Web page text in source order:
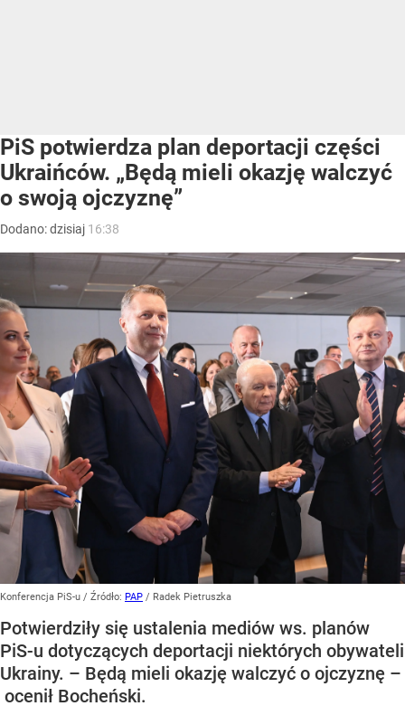
PiS potwierdza plan deportacji części
Ukraińców. „Będą mieli okazję walczyć
o swoją ojczyznę”
Dodano:dzisiaj 16:38
Konferencja PiS-u / Źródło: PAP / Radek Pietruszka
Potwierdziły się ustalenia mediów ws. planów
PiS-u dotyczących deportacji niektórych obywateli
Ukrainy. – Będą mieli okazję walczyć o ojczyznę –
ocenił Bocheński.